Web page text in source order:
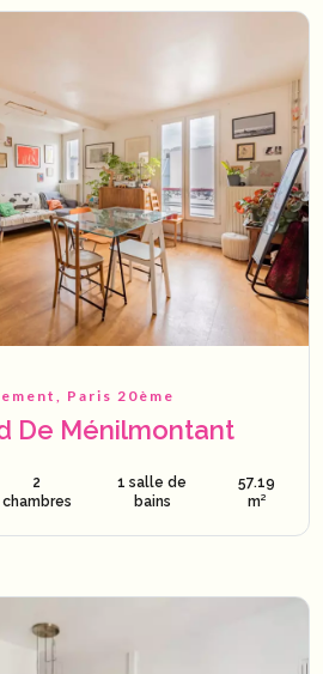
Paris 20ème
De Ménilmontant
2
chambres
1 salle de
bains
57.19
m²